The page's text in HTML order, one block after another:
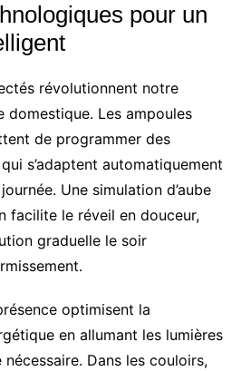
pour un
révolutionnent notre
domestique. Les ampoules
de programmer des
s’adaptent automatiquement
Une simulation d’aube
facilite le réveil en douceur,
graduelle le soir
optimisent la
en allumant les lumières
Dans les couloirs,